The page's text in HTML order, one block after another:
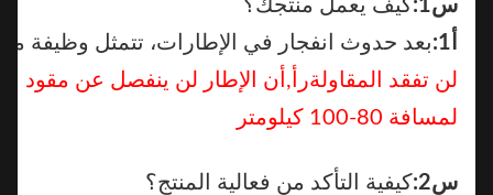
كيف يعمل منتجك؟
بعد حدوث انفجار في الإطارات، تتمثل وظيفة
لن تفقد المقاولةرأ,أن الإطار لن ينفصل عن مقود
لمسافة 80-100 كيلومتر
كيفية التأكد من فعالية المنتج؟